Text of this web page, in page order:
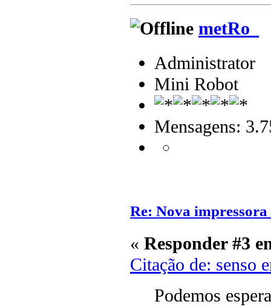
metRo_
Administrator
Mini Robot
Mensagens:
Re: Nova
« Responder #3
Citação de: senso
Podemos